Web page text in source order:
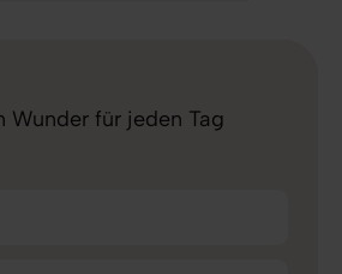
Wunder für jeden Tag